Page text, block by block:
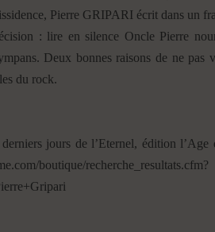
Pierre GRIPARI écrit dans un
: lire en silence Oncle Pierre
Deux bonnes raisons de ne pas
du rock.
jours de l’Eternel, édition l’Age
boutique/recherche_resultats.cfm?